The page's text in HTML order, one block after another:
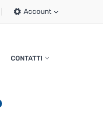
Account
CONTATTI